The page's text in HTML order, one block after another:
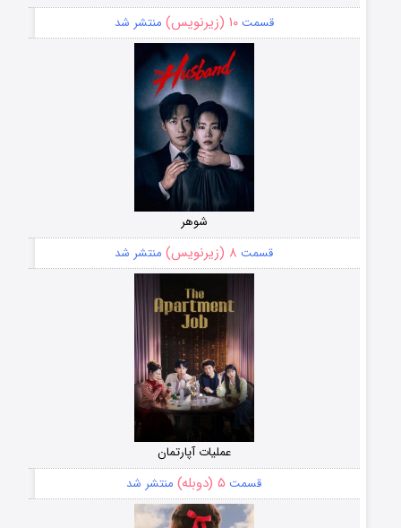
قسمت۱۰ (زیرنویس) منتشر شد
شوهر
قسمت ۸ (زیرنویس) منتشر شد
عملیات آپارتمان
قسمت ۵ (دوبله) منتشر شد